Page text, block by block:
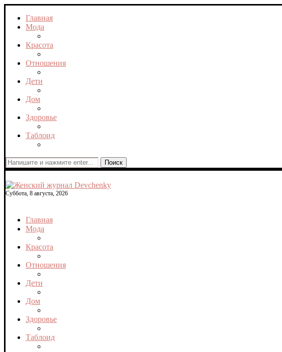
Главная
Мода
Красота
Отношения
Дети
Дом
Здоровье
Таблоид
Поиск
Суббота, 8 августа, 2026
Главная
Мода
Красота
Отношения
Дети
Дом
Здоровье
Таблоид